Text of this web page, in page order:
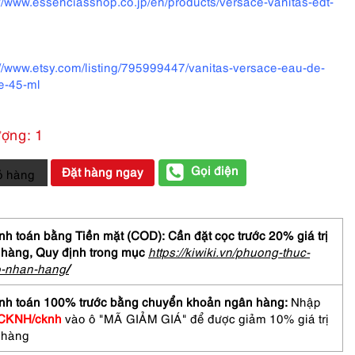
www.etsy.com/listing/795999447/vanitas-versace-eau-de-
45-ml
1
hàng Đặt hàng ngay Gọi điện
toán bằng Tiền mặt (COD): Cần đặt cọc trước 20% giá trị
Quy định trong mục https://kiwiki.vn/phuong-thuc-
nhan-hang/
toán 100% trước bằng chuyển khoản ngân hàng: Nhập
cknh vào ô "MÃ GIẢM GIÁ" để được giảm 10% giá trị